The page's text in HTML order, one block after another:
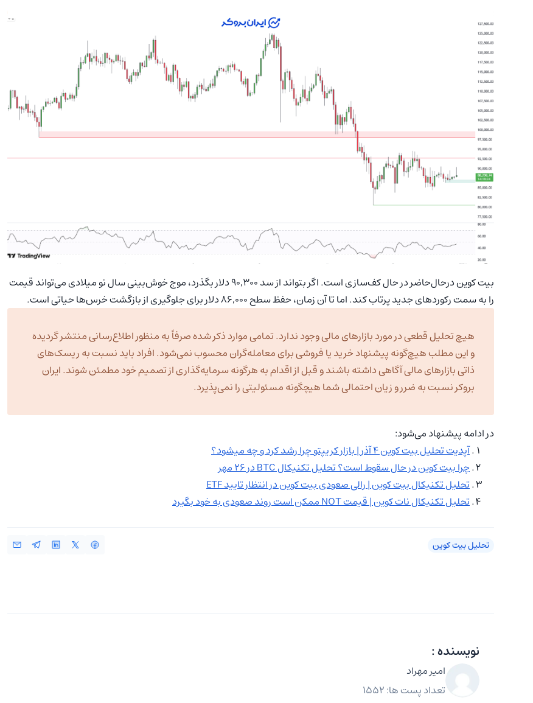
بیت کوین درحال‌حاضر در حال کف‌سازی است. اگر بتواند از سد ۹۰,۳۰۰ دلار بگذرد، موج خوش‌بینی سال نو میلادی می‌تواند قیمت
را به سمت رکوردهای جدید پرتاب کند. اما تا آن زمان، حفظ سطح ۸۶,۰۰۰ دلار برای جلوگیری از بازگشت خرس‌ها حیاتی است.
هیچ تحلیل قطعی در مورد بازارهای مالی وجود ندارد. تمامی موارد ذکر شده صرفاً به منظور اطلاع‌رسانی منتشر گردیده
و این مطلب هیچ‌گونه پیشنهاد خرید یا فروشی برای معامله‌گران محسوب نمی‌شود. افراد باید نسبت به ریسک‌های
ذاتی بازارهای مالی آگاهی داشته باشند و قبل از اقدام به هرگونه سرمایه‌گذاری از تصمیم خود مطمئن شوند. ایران
بروکر نسبت به ضرر و زیان احتمالی شما هیچگونه مسئولیتی را نمی‌پذیرد.
در ادامه پیشنهاد می‌شود:
آپدیت تحلیل بیت کوین ۴ آذر | بازار کریپتو چرا رشد کرد و چه میشود؟
چرا بیت کوین در حال سقوط است؟ تحلیل تکنیکال BTC در ۲۶ مهر
تحلیل تکنیکال بیت کوین | رالی صعودی بیت کوین در انتظار تایید ETF
تحلیل تکنیکال نات کوین | قیمت NOT ممکن است روند صعودی به خود بگیرد
تحلیل بیت کوین
نویسنده :
امیر مهراد
تعداد پست ها: 1552